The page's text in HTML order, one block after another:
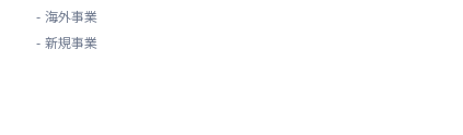
海外事業
新規事業